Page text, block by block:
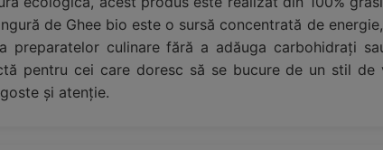
de Ghee bio este o sursă concentrată de
preparatelor culinare fără a adăuga carbohidrați
pentru cei care doresc să se bucure de un stil
și atenție.